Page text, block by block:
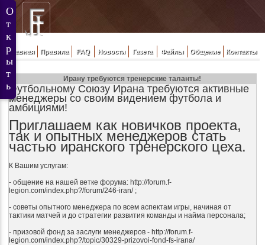
Главная Правила FAQ Новости Газета Файлы Общение Контакты
Ирану требуются тренерские таланты!
Футбольному Союзу Ирана требуются активные
менеджеры со своим видением футбола и
амбициями!
Приглашаем как новичков проекта,
так и опытных менеджеров стать
частью иранского тренерского цеха.
К Вашим услугам:
- общение на нашей ветке форума: http://forum.f-
legion.com/index.php?/forum/246-iran/ ;
- советы опытного менеджера по всем аспектам игры, начиная от
тактики матчей и до стратегии развития команды и найма персонала;
- призовой фонд за заслуги менеджеров - http://forum.f-
legion.com/index.php?/topic/30329-prizovoi-fond-fs-irana/